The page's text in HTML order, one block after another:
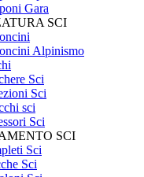
Gara
SCI
Alpinismo
Sci
Sci
sci
Sci
SCI
Sci
Sci